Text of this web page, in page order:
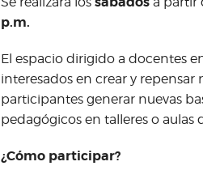
p.m.
El espacio dirigido a docentes
interesados en crear y
participantes generar nuevas
pedagógicos en talleres o aulas
¿Cómo participar?